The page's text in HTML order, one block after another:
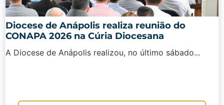
Diocese de Anápolis realiza reunião do
CONAPA 2026 na Cúria Diocesana
A Diocese de Anápolis realizou, no último sábado...